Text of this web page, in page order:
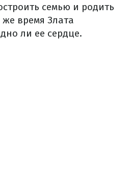
семью и родить
же время Злата
ли ее сердце.